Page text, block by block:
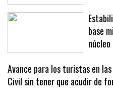
base
núcleo
Avance para los turistas en
Civil sin tener que acudir de